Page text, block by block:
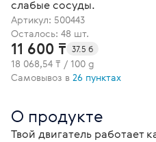
слабые сосуды.
Артикул: 500443
Осталось: 48 шт.
11 600 ₸ 37.5 б
18 068,54 ₸ / 100 g
Самовывоз в 26 пунктах
О продукте
Твой двигатель работает